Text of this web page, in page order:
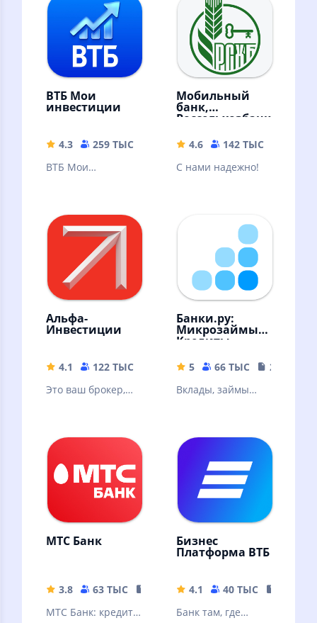
ВТБ Мои
инвестиции
4.3 259 ТЫС
222.39 MB
ВТБ Мои
помощник по
торговле на бирже
в смартфоне
Мобильный
банк,
Россельхозбанк
4.6 142 ТЫС
С нами надежно!
Альфа-
Инвестиции
4.1 122 ТЫС
146.91 MB
Это ваш брокер,
облигации, ЦФА,
фонды, валюту
Банки.ру:
Микрозаймы,
Кредиты
5 66 ТЫС
22.19 MB
Вклады, займы
ипотека. Курсы
валют
МТС Банк
3.8 63 ТЫС
151.83 MB
МТС Банк: кредит,
Бизнес
Платформа ВТБ
4.1 40 ТЫС
Банк там, где